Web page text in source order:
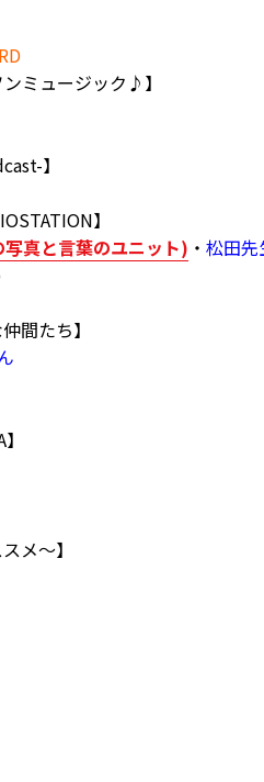
ミュージック♪】
】
】
真と言葉のユニット) ・ 松田先
間たち】
メ〜】